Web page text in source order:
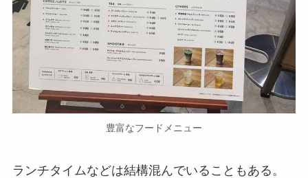
豊富なフードメニュー
ランチタイムなどは結構混んでいることもある。